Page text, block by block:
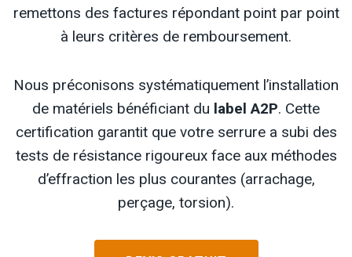
remettons des factures répondant point par point
à leurs critères de remboursement.
Nous préconisons systématiquement l’installation
de matériels bénéficiant du label A2P. Cette
certification garantit que votre serrure a subi des
tests de résistance rigoureux face aux méthodes
d’effraction les plus courantes (arrachage,
perçage, torsion).